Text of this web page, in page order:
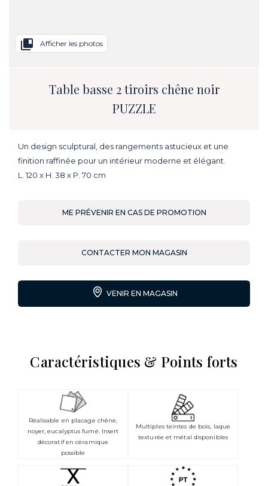
collections_bookmark Afficher les photos
Table basse 2 tiroirs chêne noir
PUZZLE
Un design sculptural, des rangements astucieux et une
finition raffinée pour un intérieur moderne et élégant.
L. 120 x H. 38 x P. 70 cm
ME PRÉVENIR EN CAS DE PROMOTION
CONTACTER MON MAGASIN
VENIR EN MAGASIN
Caractéristiques & Points forts
Réalisable en placage chêne,
noyer, eucalyptus fumé. Insert
décoratif en céramique
possible
Multiples teintes de bois, laque
texturée et métal disponibles